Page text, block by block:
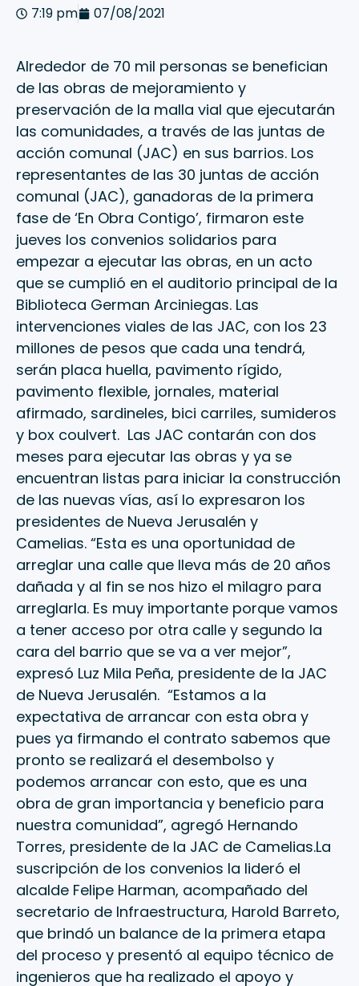
7:19 pm 07/08/2021
Alrededor de 70 mil personas se benefician
de las obras de mejoramiento y
preservación de la malla vial que ejecutarán
las comunidades, a través de las juntas de
acción comunal (JAC) en sus barrios. Los
representantes de las 30 juntas de acción
comunal (JAC), ganadoras de la primera
fase de ‘En Obra Contigo’, firmaron este
jueves los convenios solidarios para
empezar a ejecutar las obras, en un acto
que se cumplió en el auditorio principal de la
Biblioteca German Arciniegas. Las
intervenciones viales de las JAC, con los 23
millones de pesos que cada una tendrá,
serán placa huella, pavimento rígido,
pavimento flexible, jornales, material
afirmado, sardineles, bici carriles, sumideros
y box coulvert. Las JAC contarán con dos
meses para ejecutar las obras y ya se
encuentran listas para iniciar la construcción
de las nuevas vías, así lo expresaron los
presidentes de Nueva Jerusalén y
Camelias. “Esta es una oportunidad de
arreglar una calle que lleva más de 20 años
dañada y al fin se nos hizo el milagro para
arreglarla. Es muy importante porque vamos
a tener acceso por otra calle y segundo la
cara del barrio que se va a ver mejor”,
expresó Luz Mila Peña, presidente de la JAC
de Nueva Jerusalén. “Estamos a la
expectativa de arrancar con esta obra y
pues ya firmando el contrato sabemos que
pronto se realizará el desembolso y
podemos arrancar con esto, que es una
obra de gran importancia y beneficio para
nuestra comunidad”, agregó Hernando
Torres, presidente de la JAC de Camelias.La
suscripción de los convenios la lideró el
alcalde Felipe Harman, acompañado del
secretario de Infraestructura, Harold Barreto,
que brindó un balance de la primera etapa
del proceso y presentó al equipo técnico de
ingenieros que ha realizado el apoyo y